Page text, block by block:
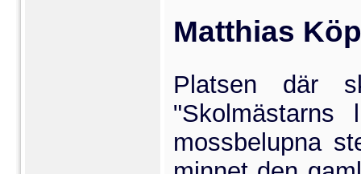
Matthias
Platsen där
mossbelupna